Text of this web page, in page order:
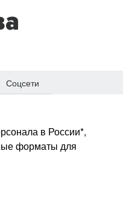
Соцсети
в России*,
форматы для